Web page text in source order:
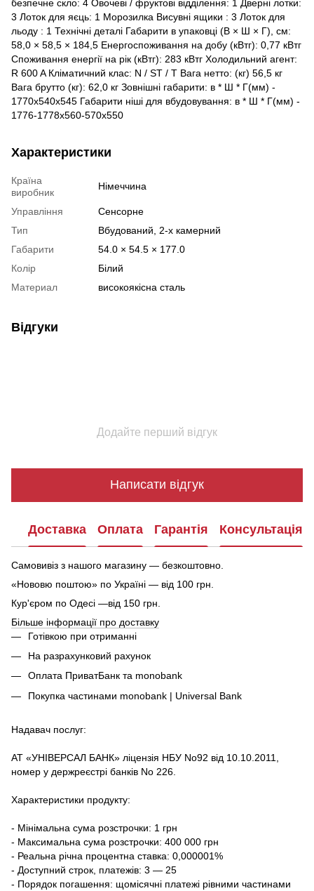
безпечне скло: 4 Овочеві / фруктові відділення: 1 Дверні лотки:
3 Лоток для яєць: 1 Морозилка Висувні ящики : 3 Лоток для
льоду : 1 Технічні деталі Габарити в упаковці (В × Ш × Г), см:
58,0 × 58,5 × 184,5 Енергоспоживання на добу (кВтг): 0,77 кВтг
Споживання енергії на рік (кВтг): 283 кВтг Холодильний агент:
R 600 A Кліматичний клас: N / ST / T Вага нетто: (кг) 56,5 кг
Вага брутто (кг): 62,0 кг Зовнішні габарити: в * Ш * Г(мм) -
1770х540х545 Габарити ніші для вбудовування: в * Ш * Г(мм) -
1776-1778х560-570х550
Характеристики
Країна
виробник
Німеччина
Управління
Сенсорне
Тип
Вбудований, 2-х камерний
Габарити
54.0 × 54.5 × 177.0
Колір
Білий
Материал
високоякісна сталь
Відгуки
Додайте перший відгук
Написати відгук
Доставка Оплата Гарантія Консультація
Самовивіз з нашого магазину — безкоштовно.
«Нововю поштою» по Україні — від 100 грн.
Кур'єром по Одесі —від 150 грн.
Більше інформації про доставку
Готівкою при отриманні
На разрахунковий рахунок
Оплата ПриватБанк та monobank
Покупка частинами monobank | Universal Bank
Надавач послуг:
АТ «УНІВЕРСАЛ БАНК» ліцензія НБУ No92 від 10.10.2011,
номер у держреєстрі банків No 226.
Характеристики продукту:
- Мінімальна сума розстрочки: 1 грн
- Максимальна сума розстрочки: 400 000 грн
- Реальна річна процентна ставка: 0,000001%
- Доступний строк, платежів: 3 — 25
- Порядок погашення: щомісячні платежі рівними частинами